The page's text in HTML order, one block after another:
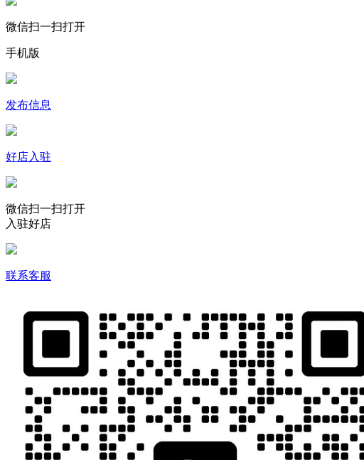
微信扫一扫打开
手机版
发布信息
好店入驻
微信扫一扫打开
入驻好店
联系客服